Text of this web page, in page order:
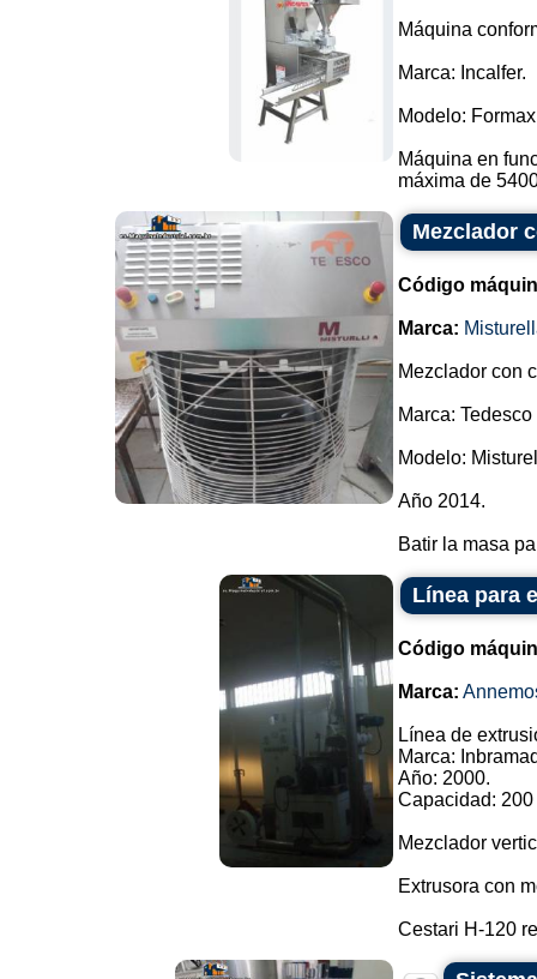
Máquina
Marca: Incalfer.
Modelo:
Máquina en
máxima de
Mezclador
Código
Marca:
Mezclador con
Marca: Tedesco
Modelo:
Año 2014.
Batir la masa
Línea para
Código
Marca:
Línea de
Marca:
Año: 2000.
Capacidad:
Mezclador
Extrusora con
Cestari H-120